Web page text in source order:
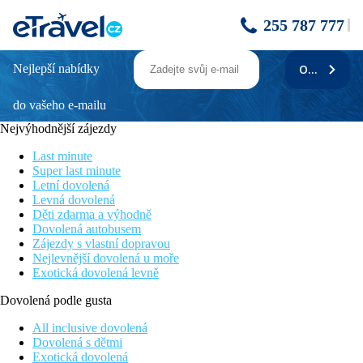
255 787 777
ENOTEL GOLF SANTO DE SERRA
Poloha
• přibližně 25 min. od centra Funchal
• doba jízdy z letiště přibližně 10 min.
Bezbariérový přístup
• Hotel není vhodný pro osoby se zdravotním postižením
Hotel
• recepce: 24 hodin denně
• televizní místnost
• zahrada
• Wi-Fi: v celém hotelu, v ceně
• internetový terminál
Nejlepší nabídky
do vašeho e-mailu
ODEBÍRAT
Nejvýhodnější zájezdy
Last minute
Super last minute
Letní dovolená
Levná dovolená
Děti zdarma a výhodně
Dovolená autobusem
Zájezdy s vlastní dopravou
Nejlevnější dovolená u moře
Exotická dovolená levně
Dovolená podle gusta
All inclusive dovolená
Dovolená s dětmi
Exotická dovolená